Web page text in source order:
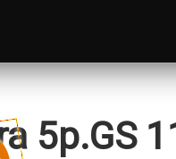
5p.GS